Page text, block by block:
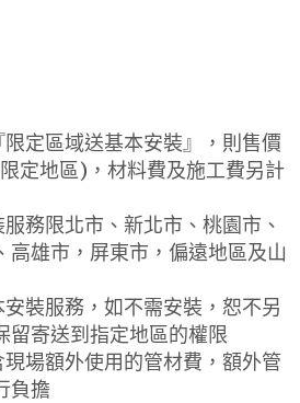
限定區域送基本安裝』，則售價
定地區)，材料費及施工費另計
務限北市、新北市、桃園市、
高雄市，屏東市，偏遠地區及山
安裝服務，如不需安裝，恕不另
留寄送到指定地區的權限
現場額外使用的管材費，額外管
負擔